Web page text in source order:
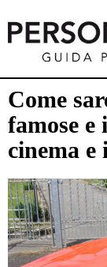
Come
famose
cinema e